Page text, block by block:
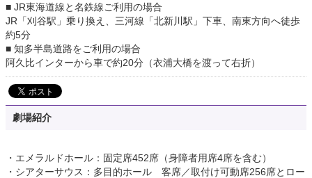
■ JR東海道線と名鉄線ご利用の場合
JR「刈谷駅」乗り換え、三河線「北新川駅」下車、南東方向へ徒歩
約5分
■ 知多半島道路をご利用の場合
阿久比インターから車で約20分（衣浦大橋を渡って右折）
劇場紹介
・エメラルドホール：固定席452席（身障者用席4席を含む）
・シアターサウス：多目的ホール 客席／取付け可動席256席とロー